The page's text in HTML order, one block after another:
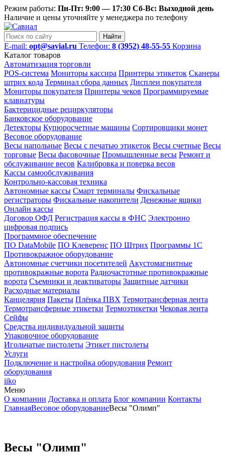
Режим работы: Пн-Пт: 9:00 — 17:30 Сб-Вс: Выходной день
Наличие и цены уточняйте у менеджера по телефону
Найти
E-mail: opt@savial.ru Телефон: 8 (3952) 48-55-55 Корзина
Каталог товаров
Автоматизация торговли
POS-система Мониторы кассира Принтеры этикеток Сканеры
штрих кода Терминал сбора данных Дисплеи покупателя
Мониторы покупателя Принтеры чеков Программируемые
клавиатуры
Бактерицидные рециркуляторы
Банковское оборудование
Детекторы Купюросчетные машины Сортировщики монет
Весовое оборудование
Весы напольные Весы с печатью этикеток Весы счетные Весы
торговые Весы фасовочные Промышленные весы Ремонт и
обслуживание весов Калибровка и поверка весов
Кассы самообслуживания
Контрольно-кассовая техника
Автономные кассы Смарт терминалы Фискальные
регистраторы Фискальные накопители Денежные ящики
Онлайн кассы
Договор ОФД Регистрация кассы в ФНС Электронно
цифровая подпись
Программное обеспечение
ПО DataMobile ПО Клеверенс ПО Штрих Программы 1С
Противокражное оборудование
Автономные счетчики посетителей Акустомагнитные
противокражные ворота Радиочастотные противокражные
ворота Съемники и деактиваторы Защитные датчики
Расходные материалы
Канцелярия Пакеты Плёнка ПВХ Термотрансферная лента
Термотрансферные этикетки Термоэтикетки Чековая лента
Сейфы
Средства индивидуальной защиты
Упаковочное оборудование
Игольчатые пистолеты Этикет пистолеты
Услуги
Подключение и настройка оборудования Ремонт
оборудования
iiko
Меню
О компании Доставка и оплата Блог компании Контакты
ГлавнаяВесовое оборудованиеВесы "Олимп"
Весы "Олимп"